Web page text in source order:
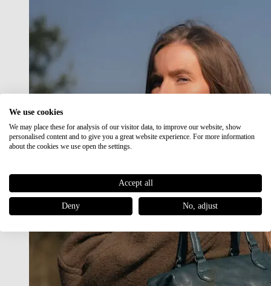
We use cookies
We may place these for analysis of our visitor data, to improve our website, show
personalised content and to give you a great website experience. For more information
about the cookies we use open the settings.
Accept all
Deny No, adjust